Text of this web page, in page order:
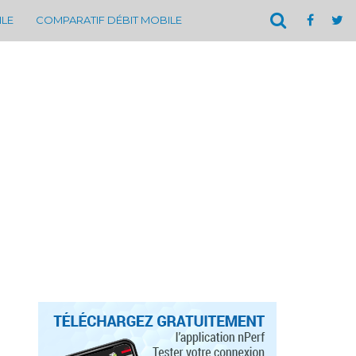
COMPARATIF DÉBIT MOBILE